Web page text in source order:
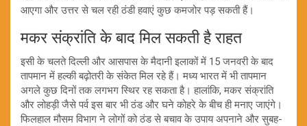
आएगा और उत्तर से चल रही ठंडी हवाएं कुछ कमजोर पड़ सकती हैं।
मकर संक्रांति के बाद मिल सकती है राहत
इसी के चलते दिल्ली और आसपास के मैदानी इलाकों में 15 जनवरी के बाद
तापमान में हल्की बढ़ोतरी के संकेत मिल रहे हैं। मध्य भारत में भी तापमान
अगले कुछ दिनों तक लगभग स्थिर रह सकता है। हालांकि, मकर संक्रांति
और लोहड़ी जैसे पर्व इस बार भी ठंड और घने कोहरे के बीच ही मनाए जाएंगे।
फिलहाल मौसम विभाग ने लोगों को ठंड से बचाव के उपाय अपनाने और सुबह-